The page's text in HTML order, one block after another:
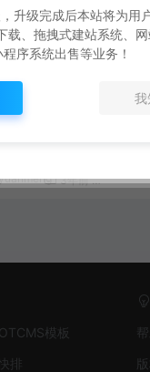
生物科技网站模
3年前 1,220
模板
排
升级完成后本站将为用
、拖拽式建站系统、
程序系统出售等业务！
我